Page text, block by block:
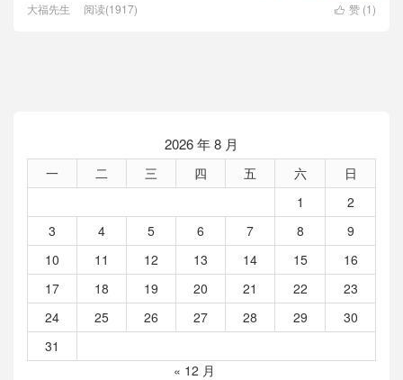
 赞 (1)
大福先生 阅读(1917)
2026 年 8 月
一 二 三 四 五 六
日
1
2
3
4 5 6 7 8
9
10
11 12 13 14 15
16
17
18 19 20 21 22
23
24
25 26 27 28 29
30
31
« 12 月